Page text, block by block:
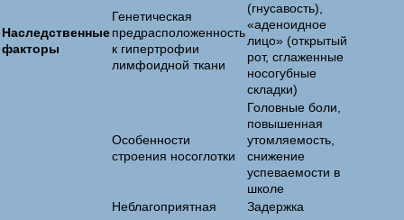
Наследственные
факторы
Генетическая
предрасположенность
к гипертрофии
лимфоидной ткани
(гнусавость),
«аденоидное
лицо» (открытый
рот, сглаженные
носогубные
складки)
Особенности
строения носоглотки
Головные боли,
повышенная
утомляемость,
снижение
успеваемости в
школе
Неблагоприятная
Задержка